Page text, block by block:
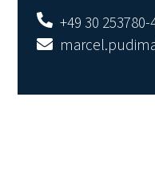
+49 30 253780-